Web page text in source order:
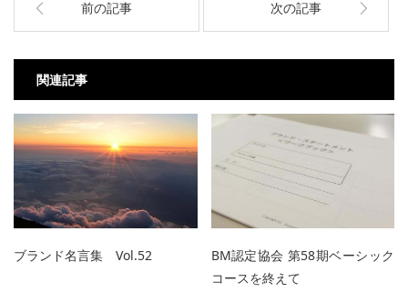
前の記事 次の記事
関連記事
ブランド名言集 Vol.52
BM認定協会 第58期ベーシック
コースを終えて